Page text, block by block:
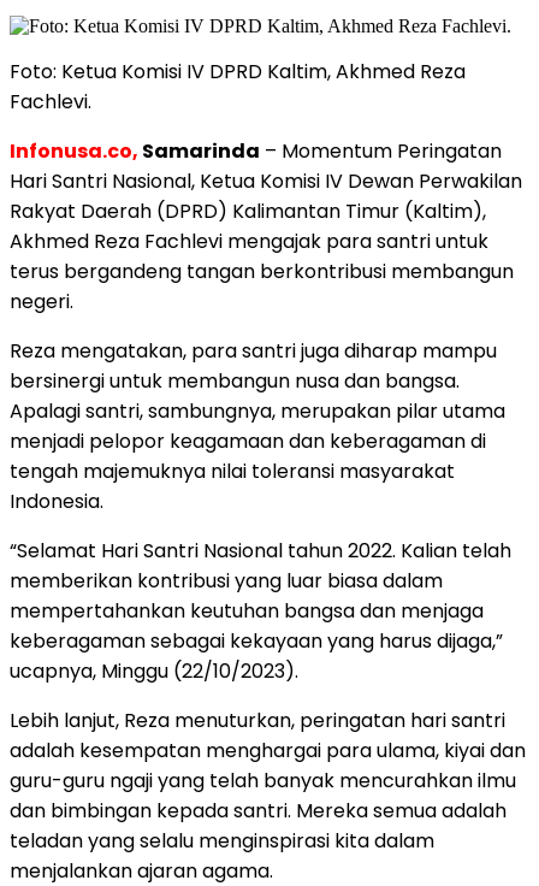
Foto: Ketua Komisi IV DPRD Kaltim, Akhmed Reza
Fachlevi.
Infonusa.co, Samarinda – Momentum Peringatan
Hari Santri Nasional, Ketua Komisi IV Dewan Perwakilan
Rakyat Daerah (DPRD) Kalimantan Timur (Kaltim),
Akhmed Reza Fachlevi mengajak para santri untuk
terus bergandeng tangan berkontribusi membangun
negeri.
Reza mengatakan, para santri juga diharap mampu
bersinergi untuk membangun nusa dan bangsa.
Apalagi santri, sambungnya, merupakan pilar utama
menjadi pelopor keagamaan dan keberagaman di
tengah majemuknya nilai toleransi masyarakat
Indonesia.
“Selamat Hari Santri Nasional tahun 2022. Kalian telah
memberikan kontribusi yang luar biasa dalam
mempertahankan keutuhan bangsa dan menjaga
keberagaman sebagai kekayaan yang harus dijaga,”
ucapnya, Minggu (22/10/2023).
Lebih lanjut, Reza menuturkan, peringatan hari santri
adalah kesempatan menghargai para ulama, kiyai dan
guru-guru ngaji yang telah banyak mencurahkan ilmu
dan bimbingan kepada santri. Mereka semua adalah
teladan yang selalu menginspirasi kita dalam
menjalankan ajaran agama.